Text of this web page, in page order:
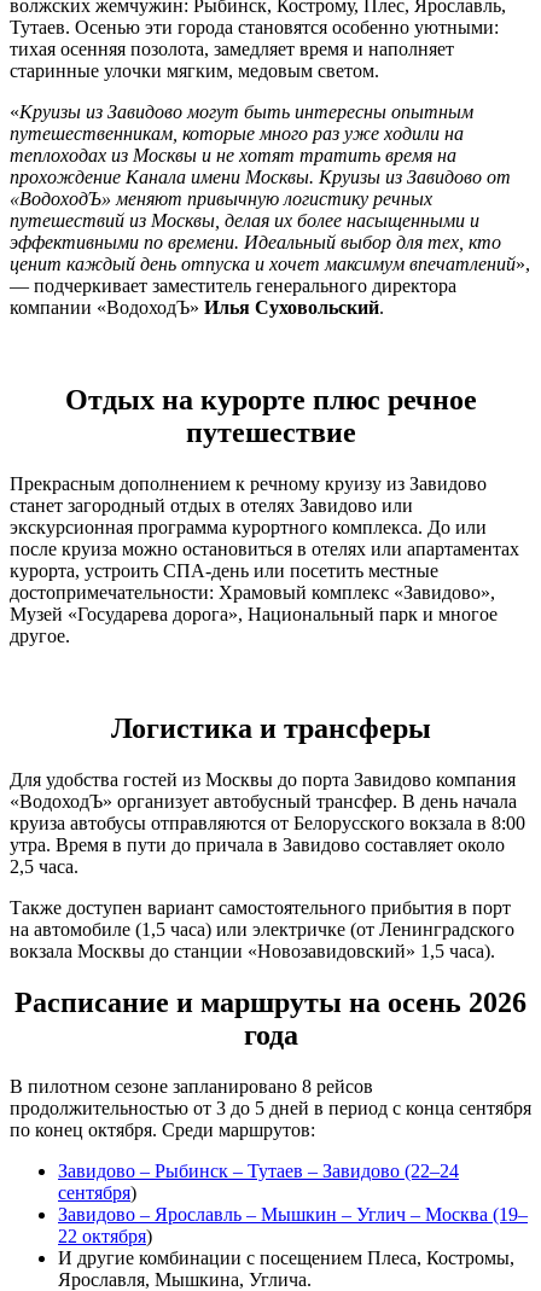
волжских жемчужин: Рыбинск, Кострому, Плес, Ярославль,
Тутаев. Осенью эти города становятся особенно уютными:
тихая осенняя позолота, замедляет время и наполняет
старинные улочки мягким, медовым светом.
«Круизы из Завидово могут быть интересны опытным
путешественникам, которые много раз уже ходили на
теплоходах из Москвы и не хотят тратить время на
прохождение Канала имени Москвы. Круизы из Завидово от
«ВодоходЪ» меняют привычную логистику речных
путешествий из Москвы, делая их более насыщенными и
эффективными по времени. Идеальный выбор для тех, кто
ценит каждый день отпуска и хочет максимум впечатлений»,
— подчеркивает заместитель генерального директора
компании «ВодоходЪ» Илья Суховольский.
Отдых на курорте плюс речное
путешествие
Прекрасным дополнением к речному круизу из Завидово
станет загородный отдых в отелях Завидово или
экскурсионная программа курортного комплекса. До или
после круиза можно остановиться в отелях или апартаментах
курорта, устроить СПА-день или посетить местные
достопримечательности: Храмовый комплекс «Завидово»,
Музей «Государева дорога», Национальный парк и многое
другое.
Логистика и трансферы
Для удобства гостей из Москвы до порта Завидово компания
«ВодоходЪ» организует автобусный трансфер. В день начала
круиза автобусы отправляются от Белорусского вокзала в 8:00
утра. Время в пути до причала в Завидово составляет около
2,5 часа.
Также доступен вариант самостоятельного прибытия в порт
на автомобиле (1,5 часа) или электричке (от Ленинградского
вокзала Москвы до станции «Новозавидовский» 1,5 часа).
Расписание и маршруты на осень 2026
года
В пилотном сезоне запланировано 8 рейсов
продолжительностью от 3 до 5 дней в период с конца сентября
по конец октября. Среди маршрутов:
Завидово – Рыбинск – Тутаев – Завидово (22–24
сентября)
Завидово – Ярославль – Мышкин – Углич – Москва (19–
22 октября)
И другие комбинации с посещением Плеса, Костромы,
Ярославля, Мышкина, Углича.